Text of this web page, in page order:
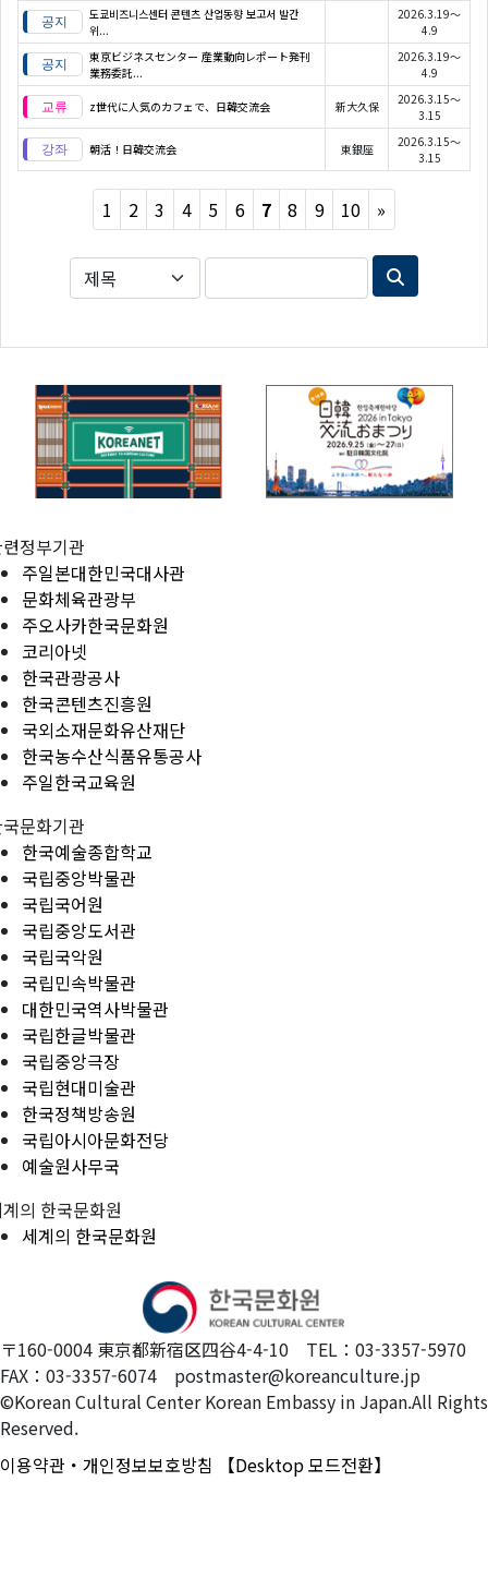
도쿄비즈니스센터 콘텐츠 산업동향 보고서 발간
위...
2026.3.19～
4.9
東京ビジネスセンター 産業動向レポート発刊
業務委託...
2026.3.19～
4.9
z世代に人気のカフェで、日韓交流会 新大久保
2026.3.15～
3.15
朝活！日韓交流会 東銀座
2026.3.15～
3.15
1 2 3 4 5 6 7 8 9 10 »
정부기관
주일본대한민국대사관
문화체육관광부
주오사카한국문화원
코리아넷
한국관광공사
한국콘텐츠진흥원
국외소재문화유산재단
한국농수산식품유통공사
주일한국교육원
문화기관
한국예술종합학교
국립중앙박물관
국립국어원
국립중앙도서관
국립국악원
국립민속박물관
대한민국역사박물관
국립한글박물관
국립중앙극장
국립현대미술관
한국정책방송원
국립아시아문화전당
예술원사무국
의 한국문화원
세계의 한국문화원
〒160-0004 東京都新宿区四谷4-4-10 TEL：03-3357-5970
FAX：03-3357-6074 postmaster@koreanculture.jp
©Korean Cultural Center Korean Embassy in Japan.All Rights
Reserved.
이용약관・개인정보보호방침
【Desktop 모드전환】